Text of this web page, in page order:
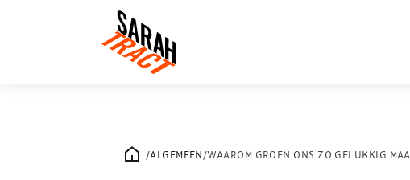
/ALGEMEEN/WAAROM GROEN ONS ZO GELUKKIG